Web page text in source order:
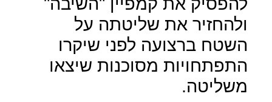
ולהחזיר את שליטתה על
השטח ברצועה לפני שיקרו
התפתחויות מסוכנות שיצאו
משליטה.